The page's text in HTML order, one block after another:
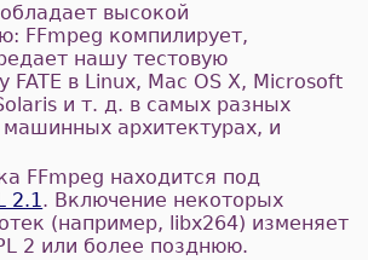
высокой
FFmpeg компилирует,
нашу тестовую
FATE в Linux, Mac OS X, Microsoft
и т. д. в самых разных
архитектурах, и
FFmpeg находится под
2.1. Включение некоторых
(например, libx264) изменяет
2 или более позднюю.